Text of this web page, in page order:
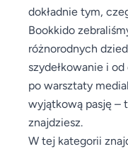
dokładnie tym,
Bookkido
różnorodnych
szydełkowanie i
po warsztaty
wyjątkową pasję –
znajdziesz.
W tej kategorii